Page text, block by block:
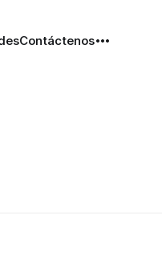
Contáctenos